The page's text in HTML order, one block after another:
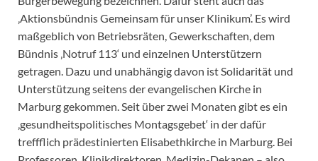
‚Aktionsbündnis Gemeinsam für unser Klinikum’. Es wird
maßgeblich von Betriebsräten, Gewerkschaften, dem
Bündnis ‚Notruf 113‘ und einzelnen Unterstützern
getragen. Dazu und unabhängig davon ist Solidarität und
Unterstützung seitens der evangelischen Kirche in
Marburg gekommen. Seit über zwei Monaten gibt es ein
‚gesundheitspolitisches Montagsgebet‘ in der dafür
treffflich prädestinierten Elisabethkirche in Marburg. Bei